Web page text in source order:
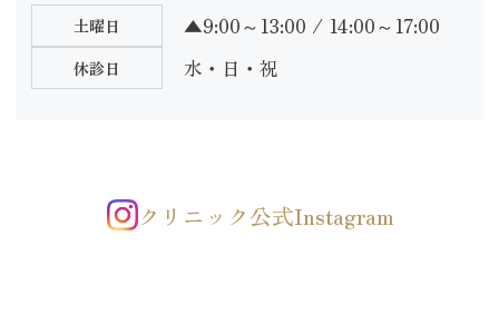
土曜日 ▲9:00～13:00 / 14:00～17:00
休診日 水・日・祝
クリニック公式Instagram